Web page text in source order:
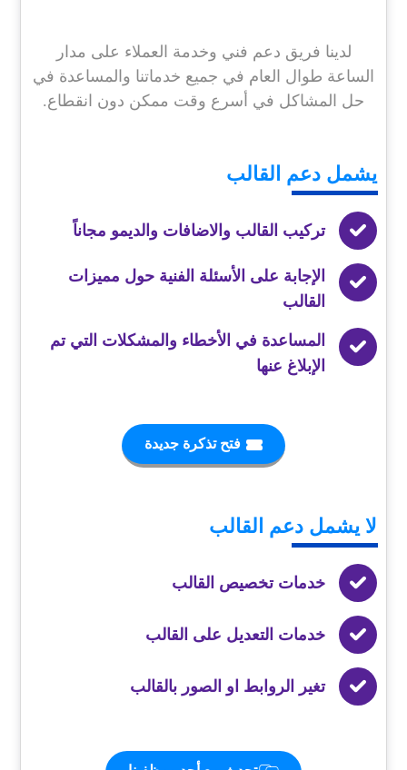
لدينا فريق دعم فني وخدمة العملاء على مدار
الساعة طوال العام في جميع خدماتنا والمساعدة في
حل المشاكل في أسرع وقت ممكن دون انقطاع.
يشملدعم القالب
تركيب القالب والاضافات والديمو مجاناً
الإجابة على الأسئلة الفنية حول مميزات
القالب
المساعدة في الأخطاء والمشكلات التي تم
الإبلاغ عنها
فتح تذكرة جديدة
لا يشملدعم القالب
خدمات تخصيص القالب
خدمات التعديل على القالب
تغير الروابط او الصور بالقالب